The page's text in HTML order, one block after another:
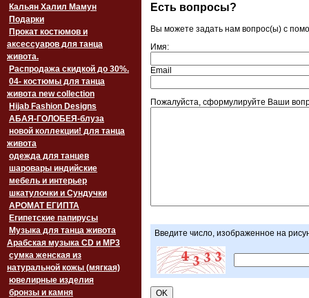
Кальян Халил Мамун
Подарки
Прокат костюмов и
аксессуаров для танца
живота.
Распродажа скидкой до 30%.
04- костюмы для танца
живота new collection
Hijab Fashion Designs
АБАЯ-ГОЛОБЕЯ-блуза
новой коллекции! для танца
живота
одежда для танцев
шаровары индийские
мебель и интерьер
шкатулочки и Сундучки
АРОМАТ ЕГИПТА
Египетские папирусы
Музыка для танца живота
Арабская музыка CD и MP3
сумка женская из
натуральной кожы (мягкая)
ювелирные изделия
бронзы и камня
Есть вопросы?
Вы можете задать нам вопрос(ы) с
Имя:
Email
Пожалуйста, сформулируйте Ваши
Введите число, изображенное на